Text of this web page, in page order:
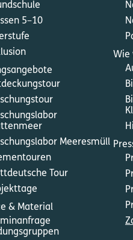
5–10
Meeresmüll
Tour
& Material
Wie